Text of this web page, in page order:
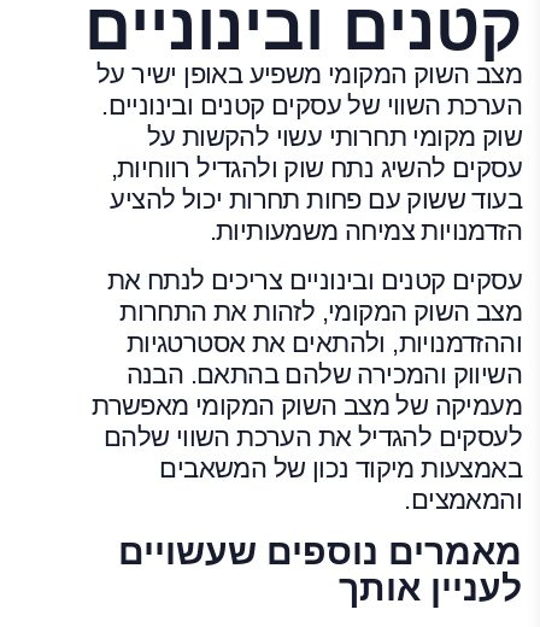
קטנים ובינוניים
מצב השוק המקומי משפיע באופן ישיר על
הערכת השווי של עסקים קטנים ובינוניים.
שוק מקומי תחרותי עשוי להקשות על
עסקים להשיג נתח שוק ולהגדיל רווחיות,
בעוד ששוק עם פחות תחרות יכול להציע
הזדמנויות צמיחה משמעותיות.
עסקים קטנים ובינוניים צריכים לנתח את
מצב השוק המקומי, לזהות את התחרות
וההזדמנויות, ולהתאים את אסטרטגיות
השיווק והמכירה שלהם בהתאם. הבנה
מעמיקה של מצב השוק המקומי מאפשרת
לעסקים להגדיל את הערכת השווי שלהם
באמצעות מיקוד נכון של המשאבים
והמאמצים.
מאמרים נוספים שעשויים
לעניין אותך